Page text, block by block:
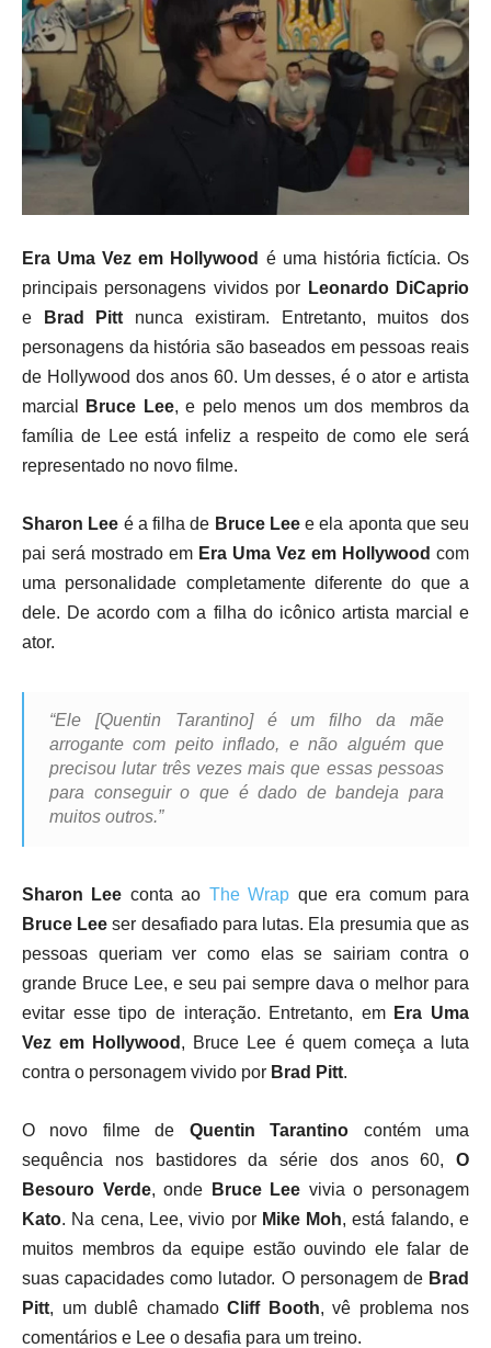
Era Uma Vez em Hollywood é uma história fictícia. Os
principais personagens vividos por Leonardo DiCaprio
e
Brad Pitt nunca existiram. Entretanto, muitos dos
personagens da história são baseados em pessoas reais
de Hollywood dos anos 60. Um desses, é o ator e artista
marcial
Bruce Lee, e pelo menos um dos membros da
família de Lee está infeliz a respeito de como ele será
representado no novo filme.
Sharon Lee é a filha de Bruce Leee ela aponta que seu
pai será mostrado em Era Uma Vez em Hollywood com
uma personalidade completamente diferente do que a
dele. De acordo com a filha do icônico artista marcial e
ator.
“Ele [Quentin Tarantino] é um filho da mãe
arrogante com peito inflado, e não alguém que
precisou lutar três vezes mais que essas pessoas
para conseguir o que é dado de bandeja para
muitos outros.”
Sharon Lee conta ao The Wrap que era comum para
Bruce Lee ser desafiado para lutas. Ela presumia que as
pessoas queriam ver como elas se sairiam contra o
grande Bruce Lee, e seu pai sempre dava o melhor para
evitar esse tipo de interação. Entretanto, em Era Uma
Vez em Hollywood , Bruce Lee é quem começa a luta
contra o personagem vivido por Brad Pitt.
O novo filme de Quentin Tarantino contém uma
sequência nos bastidores da série dos anos 60, O
Besouro Verde, onde Bruce Lee vivia o personagem
Kato. Na cena, Lee, vivio por Mike Moh, está falando, e
muitos membros da equipe estão ouvindo ele falar de
suas capacidades como lutador. O personagem de Brad
Pitt, um dublê chamado Cliff Booth, vê problema nos
comentários e Lee o desafia para um treino.